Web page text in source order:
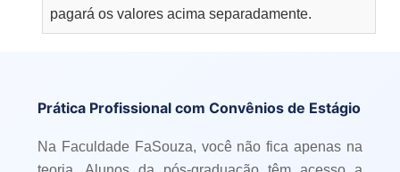
pagará os valores acima separadamente.
Prática Profissional com Convênios de Estágio
Na Faculdade FaSouza, você não fica apenas na